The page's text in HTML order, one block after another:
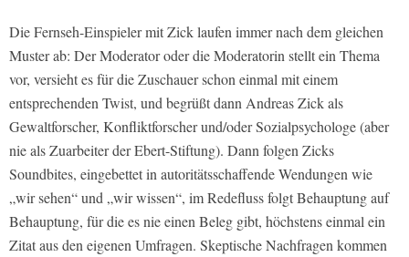
Die Fernseh-Einspieler mit Zick laufen immer nach dem gleichen
Muster ab: Der Moderator oder die Moderatorin stellt ein Thema
vor, versieht es für die Zuschauer schon einmal mit einem
entsprechenden Twist, und begrüßt dann Andreas Zick als
Gewaltforscher, Konfliktforscher und/oder Sozialpsychologe (aber
nie als Zuarbeiter der Ebert-Stiftung). Dann folgen Zicks
Soundbites, eingebettet in autoritätsschaffende Wendungen wie
„wir sehen“ und „wir wissen“, im Redefluss folgt Behauptung auf
Behauptung, für die es nie einen Beleg gibt, höchstens einmal ein
Zitat aus den eigenen Umfragen. Skeptische Nachfragen kommen